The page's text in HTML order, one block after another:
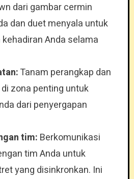
dari gambar cermin
dan duet menyala untuk
Anda selama
Tanam perangkap dan
zona penting untuk
dari penyergapan
tim: Berkomunikasi
tim Anda untuk
yang disinkronkan. Ini